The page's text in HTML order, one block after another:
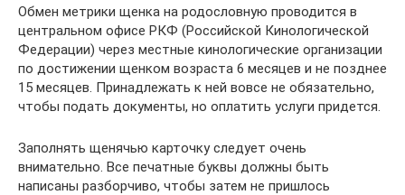
Обмен метрики щенка на родословную проводится в
центральном офисе РКФ (Российской Кинологической
Федерации) через местные кинологические организации
по достижении щенком возраста 6 месяцев и не позднее
15 месяцев. Принадлежать к ней вовсе не обязательно,
чтобы подать документы, но оплатить услуги придется.
Заполнять щенячью карточку следует очень
внимательно. Все печатные буквы должны быть
написаны разборчиво, чтобы затем не пришлось